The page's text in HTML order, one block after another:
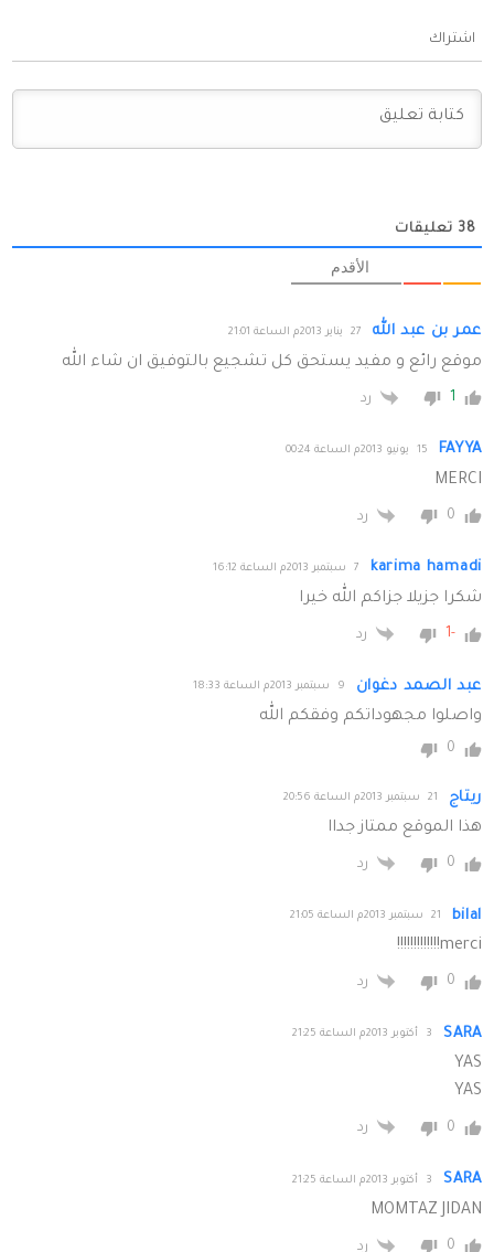
اشتراك
38 تعليقات
الأقدم
عمر بن عبد الله 27 يناير 2013م الساعة 21:01
موقع رائع و مفيد يستحق كل تشجيع بالتوفيق ان شاء الله
1 رد
FAYYA 15 يونيو 2013م الساعة 00:24
MERCI
0 رد
karima hamadi 7 سبتمبر 2013م الساعة 16:12
شكرا جزيلا جزاكم الله خيرا
-1 رد
عبد الصمد دغوان 9 سبتمبر 2013م الساعة 18:33
واصلوا مجهوداتكم وفقكم الله
0
ريتاج 21 سبتمبر 2013م الساعة 20:56
هذا الموقع ممتاز جداا
0 رد
bilal 21 سبتمبر 2013م الساعة 21:05
merci!!!!!!!!!!!!!
0 رد
SARA 3 أكتوبر 2013م الساعة 21:25
YAS
YAS
0 رد
SARA 3 أكتوبر 2013م الساعة 21:25
MOMTAZ JIDAN
0 رد